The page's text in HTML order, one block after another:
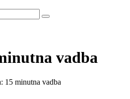
vadba
15 minutna vadba